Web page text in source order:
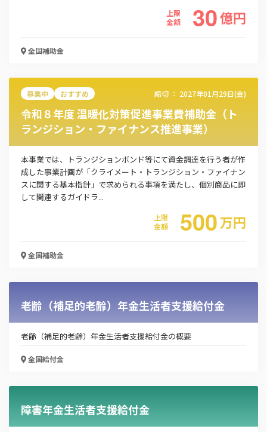
この補助金の情報をPDFダウンロード
上限
金額
30億円
全国補助金
募集中 おすすめ 締切 ： 2027年01月29日(金)
令和８年度 温暖化対策促進事業費補助金（ト
ランジション・ファイナンス推進事業）
本事業では、トランジションボンド等にて資金調達を行う者が作
成した事業計画が「クライメート・トランジション・ファイナン
スに関する基本指針」で求められる事項を満たし、個別商品に即
して関連するガイドラ...
上限
金額
500万円
全国補助金
老齢（補足的老齢）年金生活者支援給付金
老齢（補足的老齢）年金生活者支援給付金の概要
全国給付金
障害年金生活者支援給付金